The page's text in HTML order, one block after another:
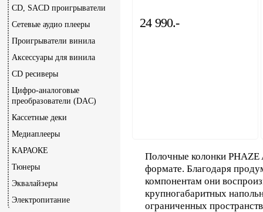
CD, SACD проигрыватели
Сетевые аудио плееры
Проигрыватели винила
Аксессуары для винила
CD ресиверы
Цифро-аналоговые
преобразователи (DAC)
Кассетные деки
Медиаплееры
КАРАОКЕ
Тюнеры
Эквалайзеры
Электропитание
24 990.-
Полочные колонки
формате. Благодаря
компонентам они
крупногабаритных
ограниченных